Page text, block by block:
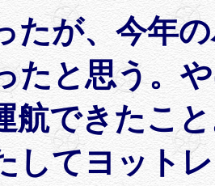
たが、今年
たと思う。
航できたこ
してヨット